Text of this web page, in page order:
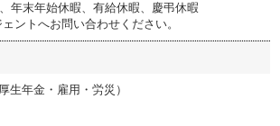
年末年始休暇、有給休暇、慶弔休暇
ントへお問い合わせください。
生年金・雇用・労災）